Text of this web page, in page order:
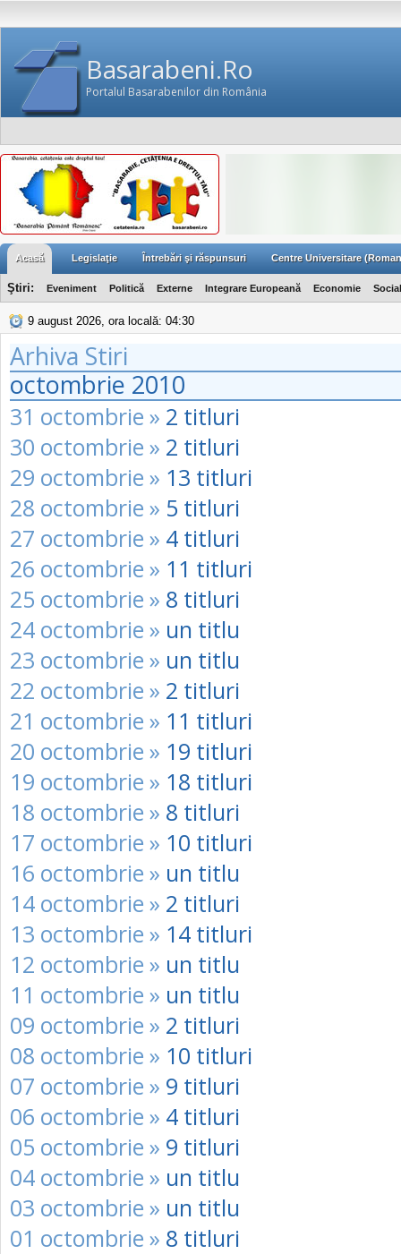
Basarabeni.Ro
Portalul Basarabenilor din România
Acasă Legislaţie Întrebări şi răspunsuri Centre Universitare
Ştiri: Eveniment Politică Externe Integrare Europeană Economie Social
9 august 2026, ora locală: 04:30
Arhiva Stiri
octombrie 2010
31 octombrie » 2 titluri
30 octombrie » 2 titluri
29 octombrie » 13 titluri
28 octombrie » 5 titluri
27 octombrie » 4 titluri
26 octombrie » 11 titluri
25 octombrie » 8 titluri
24 octombrie » un titlu
23 octombrie » un titlu
22 octombrie » 2 titluri
21 octombrie » 11 titluri
20 octombrie » 19 titluri
19 octombrie » 18 titluri
18 octombrie » 8 titluri
17 octombrie » 10 titluri
16 octombrie » un titlu
14 octombrie » 2 titluri
13 octombrie » 14 titluri
12 octombrie » un titlu
11 octombrie » un titlu
09 octombrie » 2 titluri
08 octombrie » 10 titluri
07 octombrie » 9 titluri
06 octombrie » 4 titluri
05 octombrie » 9 titluri
04 octombrie » un titlu
03 octombrie » un titlu
01 octombrie » 8 titluri